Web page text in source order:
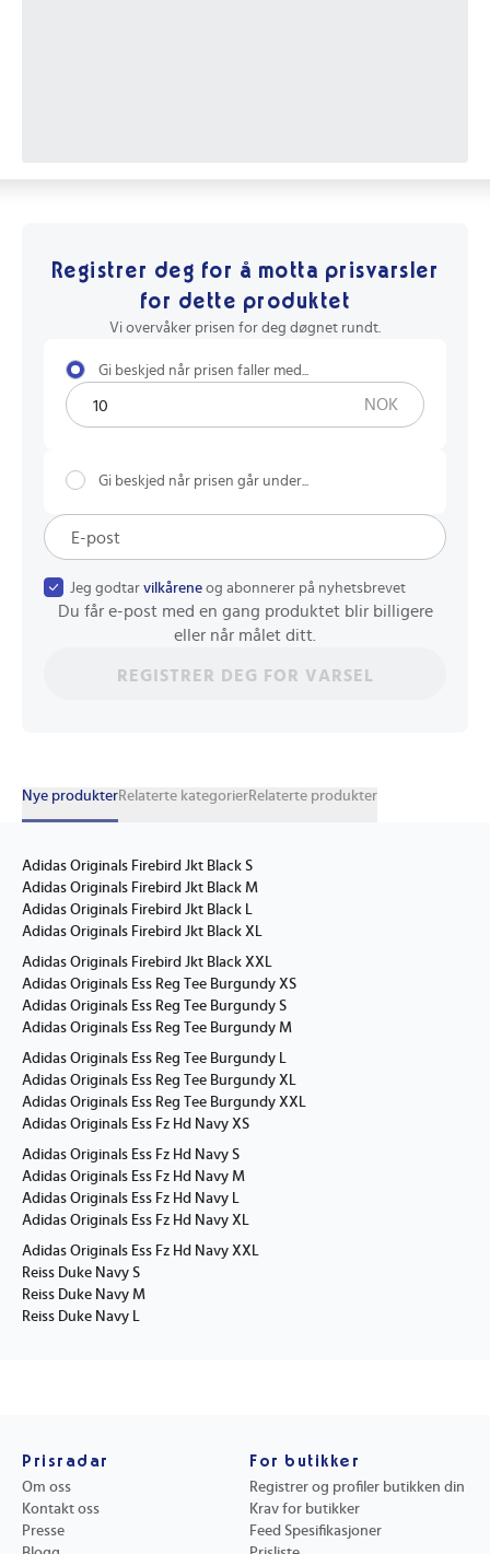
Registrer deg for å motta prisvarsler
for dette produktet
Vi overvåker prisen for deg døgnet rundt.
Gi beskjed når prisen faller med...
NOK
Gi beskjed når prisen går under...
Jeg godtar vilkårene og abonnerer på nyhetsbrevet
Du får e-post med en gang produktet blir billigere
eller når målet ditt.
REGISTRER DEG FOR VARSEL
Nye produkterRelaterte kategorierRelaterte produkter
Adidas Originals Firebird Jkt Black S
Adidas Originals Firebird Jkt Black M
Adidas Originals Firebird Jkt Black L
Adidas Originals Firebird Jkt Black XL
Adidas Originals Firebird Jkt Black XXL
Adidas Originals Ess Reg Tee Burgundy XS
Adidas Originals Ess Reg Tee Burgundy S
Adidas Originals Ess Reg Tee Burgundy M
Adidas Originals Ess Reg Tee Burgundy L
Adidas Originals Ess Reg Tee Burgundy XL
Adidas Originals Ess Reg Tee Burgundy XXL
Adidas Originals Ess Fz Hd Navy XS
Adidas Originals Ess Fz Hd Navy S
Adidas Originals Ess Fz Hd Navy M
Adidas Originals Ess Fz Hd Navy L
Adidas Originals Ess Fz Hd Navy XL
Adidas Originals Ess Fz Hd Navy XXL
Reiss Duke Navy S
Reiss Duke Navy M
Reiss Duke Navy L
Prisradar
Om oss
Kontakt oss
Presse
For butikker
Registrer og profiler butikken din
Krav for butikker
Feed Spesifikasjoner